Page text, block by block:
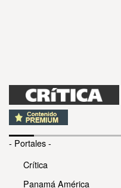
- Portales -
Crítica
Panamá América